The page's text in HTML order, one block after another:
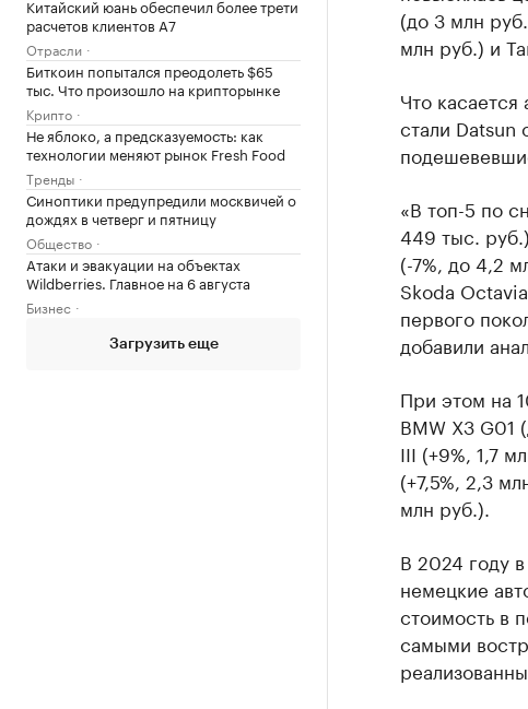
Китайский юань обеспечил более трети
расчетов клиентов А7
Отрасли
Биткоин попытался преодолеть $65
тыс. Что произошло на крипторынке
Крипто
Не яблоко, а предсказуемость: как
технологии меняют рынок Fresh Food
Тренды
Синоптики предупредили москвичей о
дождях в четверг и пятницу
Общество
Атаки и эвакуации на объектах
Wildberries. Главное на 6 августа
Бизнес
Загрузить еще
(до 3 млн
млн руб.) и
Что
стали Datsun
«В топ-5 по
449 тыс.
(-7%, до 4,2
Skoda
первого
добавили
При этом на
BMW X3
III (+9%, 1,7
(+7,5%, 2,3
млн руб.).
В 2024 году
немецкие
стоимость в
самыми